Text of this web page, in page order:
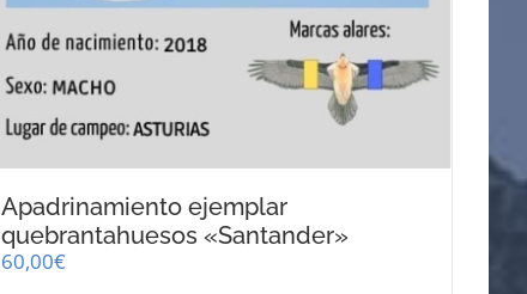
Apadrinamiento ejemplar
quebrantahuesos «Santander»
60,00€